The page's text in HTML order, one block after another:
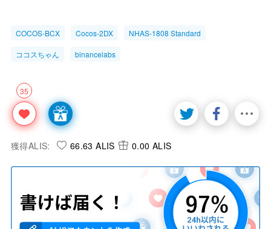
COCOS-BCX Cocos-2DX NHAS-1808 Standard
ココスちゃん binancelabs
35
獲得ALIS: 66.63 ALIS 0.00 ALIS